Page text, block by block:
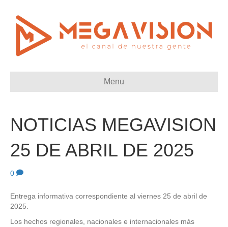
Menu
NOTICIAS MEGAVISION
25 DE ABRIL DE 2025
0
Entrega informativa correspondiente al viernes 25 de abril de
2025.
Los hechos regionales, nacionales e internacionales más